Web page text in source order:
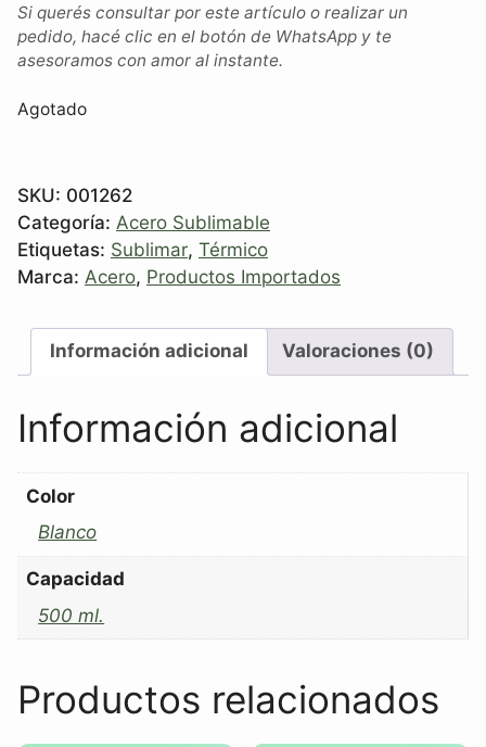
Si querés consultar por este artículo o realizar un
pedido, hacé clic en el botón de WhatsApp y te
asesoramos con amor al instante.
Agotado
SKU: 001262
Categoría: Acero Sublimable
Etiquetas: Sublimar, Térmico
Marca: Acero, Productos Importados
Información adicional Valoraciones (0)
Información adicional
Color
Blanco
Capacidad
500 ml.
Productos relacionados